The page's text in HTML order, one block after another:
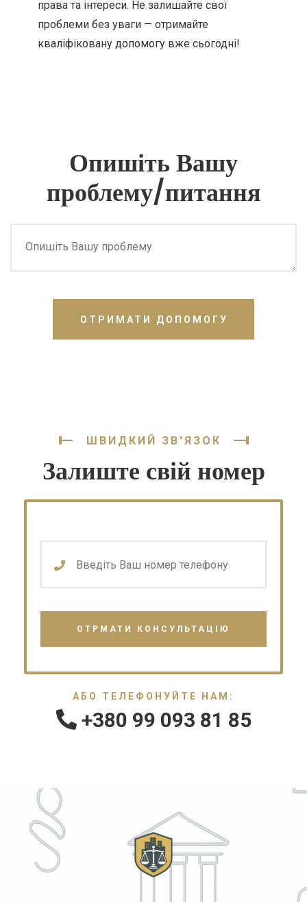
права та інтереси. Не залишайте свої
проблеми без уваги — отримайте
кваліфіковану допомогу вже сьогодні!
Опишіть Вашу
проблему/питання
ОТРИМАТИ ДОПОМОГУ
ШВИДКИЙ ЗВ'ЯЗОК
Залиште свій номер
АБО ТЕЛЕФОНУЙТЕ НАМ:
+380 99 093 81 85